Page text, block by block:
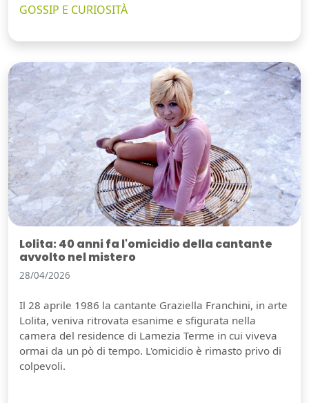
GOSSIP E CURIOSITÀ
Lolita: 40 anni fa l'omicidio della cantante
avvolto nel mistero
28/04/2026
Il 28 aprile 1986 la cantante Graziella Franchini, in arte
Lolita, veniva ritrovata esanime e sfigurata nella
camera del residence di Lamezia Terme in cui viveva
ormai da un pò di tempo. L'omicidio è rimasto privo di
colpevoli.